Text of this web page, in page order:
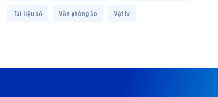
Tài liệu số Văn phòng ảo Vật tư